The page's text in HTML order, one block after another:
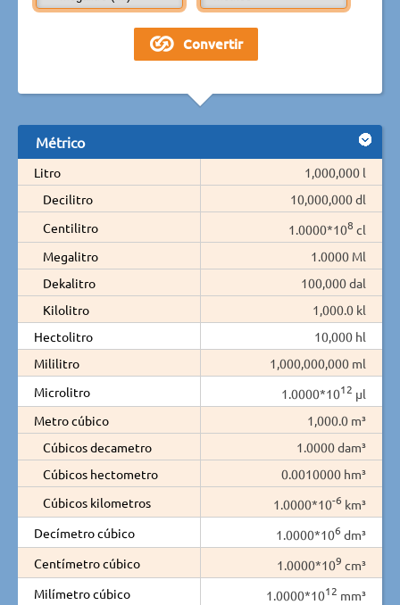
Métrico
Litro
1,000,000 l
Decilitro
10,000,000 dl
Centilitro
1.0000*108 cl
Megalitro
1.0000 Ml
Dekalitro
100,000 dal
Kilolitro
1,000.0 kl
Hectolitro
10,000 hl
Mililitro
1,000,000,000 ml
Microlitro
1.0000*1012 µl
Metro cúbico
1,000.0 m³
Cúbicos decametro
1.0000 dam³
Cúbicos hectometro
0.0010000 hm³
Cúbicos kilometros
1.0000*10-6 km³
Decímetro cúbico
1.0000*106 dm³
Centímetro cúbico
1.0000*109 cm³
Milímetro cúbico
1.0000*1012 mm³